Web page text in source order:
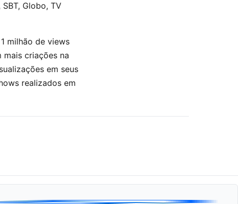
Globo, TV
milhão de views
mais criações na
em seus
realizados em